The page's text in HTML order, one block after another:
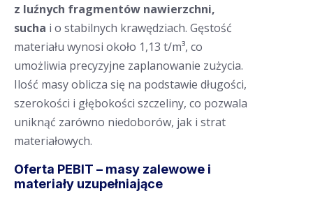
z luźnych fragmentów nawierzchni,
sucha i o stabilnych krawędziach. Gęstość
materiału wynosi około 1,13 t/m³, co
umożliwia precyzyjne zaplanowanie zużycia.
Ilość masy oblicza się na podstawie długości,
szerokości i głębokości szczeliny, co pozwala
uniknąć zarówno niedoborów, jak i strat
materiałowych.
Oferta PEBIT – masy zalewowe i
materiały uzupełniające